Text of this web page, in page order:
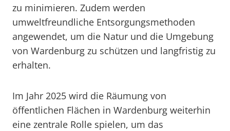
zu minimieren. Zudem werden
umweltfreundliche Entsorgungsmethoden
angewendet, um die Natur und die Umgebung
von Wardenburg zu schützen und langfristig zu
erhalten.
Im Jahr 2025 wird die Räumung von
öffentlichen Flächen in Wardenburg weiterhin
eine zentrale Rolle spielen, um das